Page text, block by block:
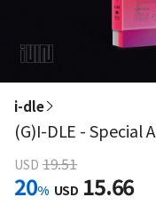
i-dle
(G)I-DLE - Special
USD 19.51
20% USD 15.66